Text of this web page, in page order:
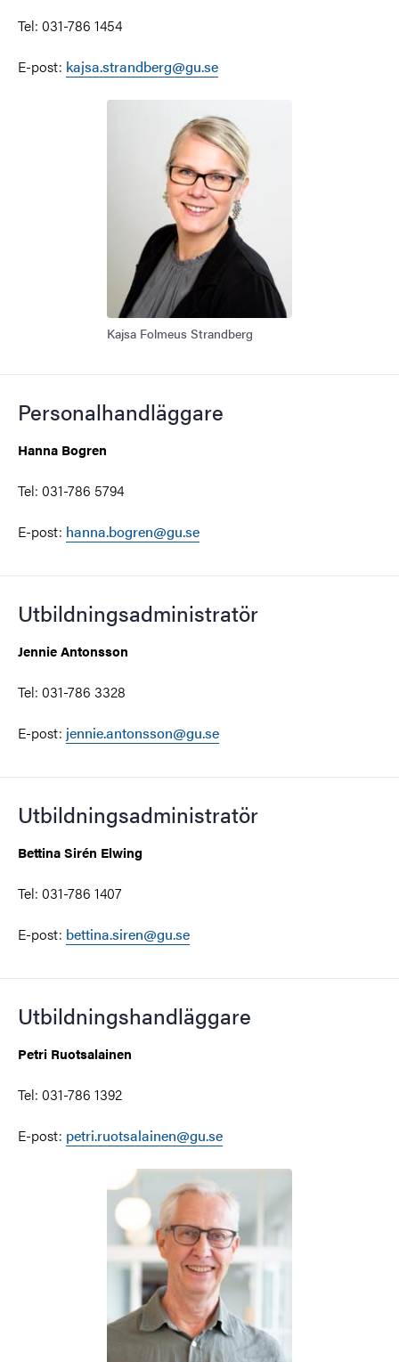
Tel: 031-786 1454
E-post: kajsa.strandberg@gu.se
Kajsa Folmeus Strandberg
Personalhandläggare
Hanna Bogren
Tel: 031-786 5794
E-post: hanna.bogren@gu.se
Utbildningsadministratör
Jennie Antonsson
Tel: 031-786 3328
E-post: jennie.antonsson@gu.se
Utbildningsadministratör
Bettina Sirén Elwing
Tel: 031-786 1407
E-post: bettina.siren@gu.se
Utbildningshandläggare
Petri Ruotsalainen
Tel: 031-786 1392
E-post: petri.ruotsalainen@gu.se